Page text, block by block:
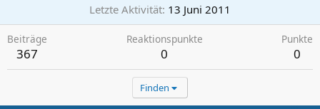
Letzte Aktivität 13 Juni 2011
Beiträge
367
Reaktionspunkte
0
Punkte
0
Finden